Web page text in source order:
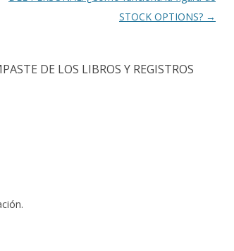
STOCK OPTIONS? →
DE LOS LIBROS Y REGISTROS